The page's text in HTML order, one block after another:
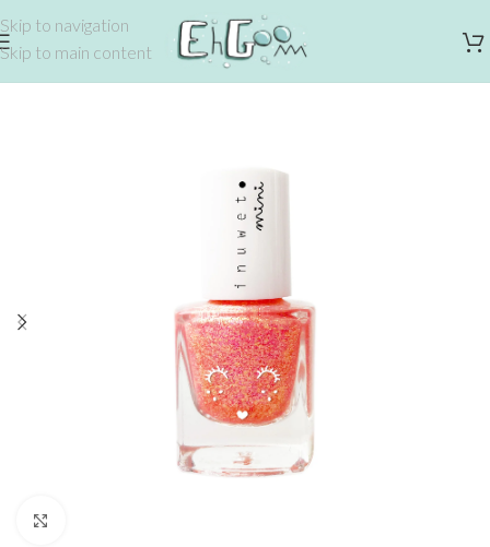
Skip to navigation
Skip to main content